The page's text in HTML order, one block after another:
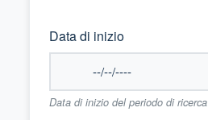
Data di inizio
Data di inizio del periodo di ricerca